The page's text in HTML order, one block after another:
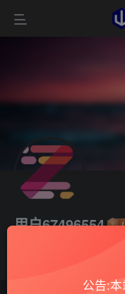
用户67496554
公告: